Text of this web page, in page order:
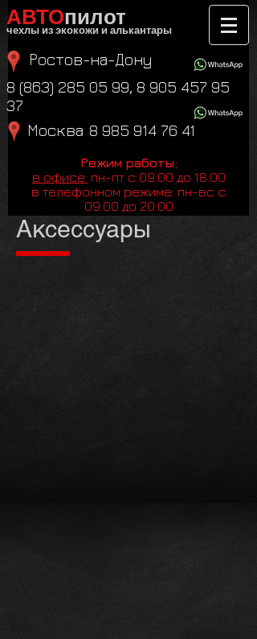
АВТО​​пилот
чехлы из экокожи и алькантары
Ростов-на-Дону
8 (863) 285 05 99, 8 905 457 95
37
Москва 8 985 914 76 41
Режим работы:
в офисе: пн-пт с 09:00 до 18:00
в телефонном режиме: пн-вс с
09:00 до 20:00
Аксессуары